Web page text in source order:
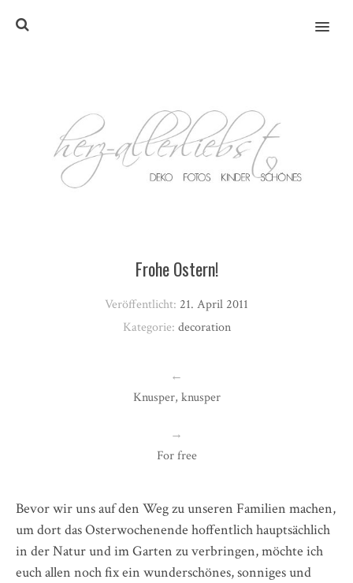
MENU
Bevor wir uns auf den Weg zu unseren Familien machen,
um dort das Osterwochenende hoffentlich hauptsächlich
in der Natur und im Garten zu verbringen, möchte ich
euch allen noch fix ein wunderschönes, sonniges und
Frohe Ostern!
Veröffentlicht: 21. April 2011
Kategorie: decoration
←
Knusper, knusper
→
For free